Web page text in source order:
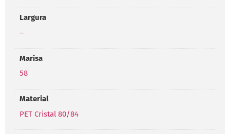
Largura
–
Marisa
58
Material
PET Cristal 80/84